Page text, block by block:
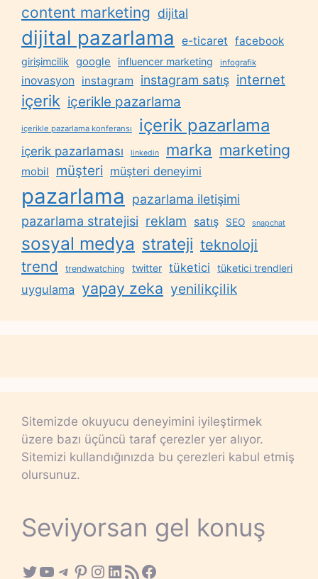
content marketing dijital
dijital pazarlama e-ticaret facebook
girişimcilik google influencer marketing infografik
inovasyon instagram instagram satış internet
içerik içerikle pazarlama
içerikle pazarlama konferansı içerik pazarlama
içerik pazarlaması linkedin marka marketing
mobil müşteri müşteri deneyimi
pazarlama
pazarlama iletişimi
pazarlama stratejisi reklam satış SEO snapchat
sosyal medya strateji teknoloji
trend trendwatching twitter tüketici tüketici trendleri
uygulama yapay zeka yenilikçilik
Sitemizde okuyucu deneyimini iyileştirmek
üzere bazı üçüncü taraf çerezler yer alıyor.
Sitemizi kullandığınızda bu çerezleri kabul etmiş
olursunuz.
Seviyorsan gel konuş
Twitter
YouTube
Telegram
Pinterest
Instagram
LinkedIn
RSS FeedFacebook